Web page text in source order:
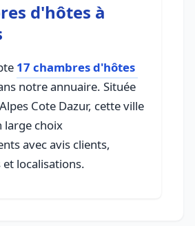
d'hôtes à
17 chambres d'hôtes
notre annuaire. Située
Cote Dazur, cette ville
large choix
avec avis clients,
localisations.